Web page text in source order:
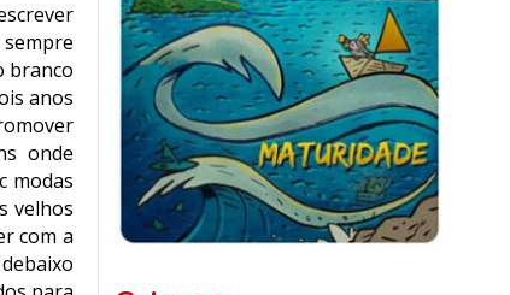
branco
anos
onde
modas
velhos
com a